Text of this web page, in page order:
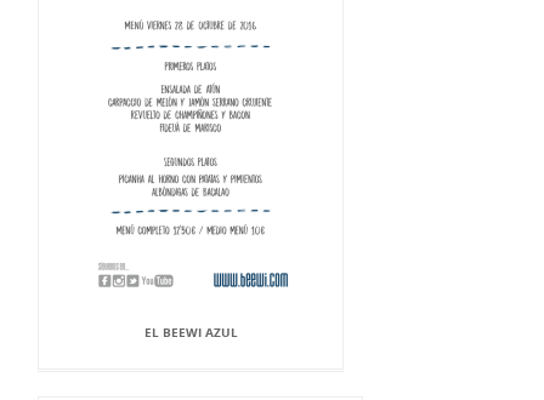
EL BEEWI AZUL